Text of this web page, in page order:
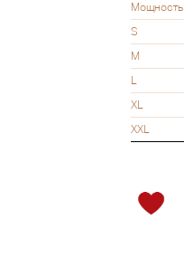
Мощность
S
M
L
XL
XXL